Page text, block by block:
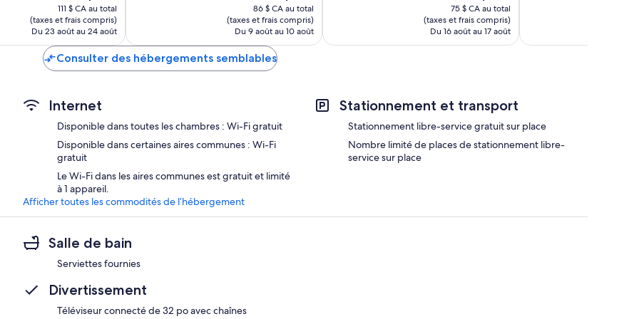
prix
est
de
96 $ CA
111 $ CA au total
(taxes et frais compris)
Du 23 août au 24 août
prix
est
de
75 $ CA
86 $ CA au total
(taxes et frais compris)
Du 9 août au 10 août
prix
est
de
64 $ CA
75 $ CA au total
(taxes et frais compris)
Du 16 août au 17 août
Consulter des hébergements semblables
Internet
Disponible dans toutes les chambres : Wi-Fi gratuit
Disponible dans certaines aires communes : Wi-Fi
gratuit
Le Wi-Fi dans les aires communes est gratuit et limité
à 1 appareil.
Stationnement et transport
Stationnement libre-service gratuit sur place
Nombre limité de places de stationnement libre-
service sur place
Afficher toutes les commodités de l’hébergement
Salle de bain
Serviettes fournies
Divertissement
Téléviseur connecté de 32 po avec chaînes